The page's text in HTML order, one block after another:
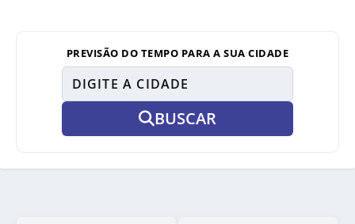
PREVISÃO DO TEMPO PARA A SUA CIDADE
BUSCAR